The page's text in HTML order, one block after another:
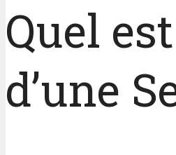
Quel
d’une